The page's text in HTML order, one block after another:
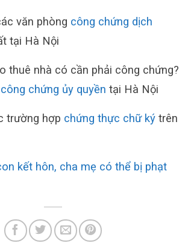
văn phòng công chứng dịch
tại Hà Nội
thuê nhà có cần phải công chứng?
công chứng ủy quyền tại Hà Nội
trường hợp chứng thực chữ ký trên
kết hôn, cha mẹ có thể bị phạt